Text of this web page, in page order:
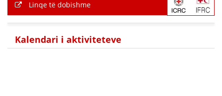
Linqe të dobishme
Kalendari i aktiviteteve